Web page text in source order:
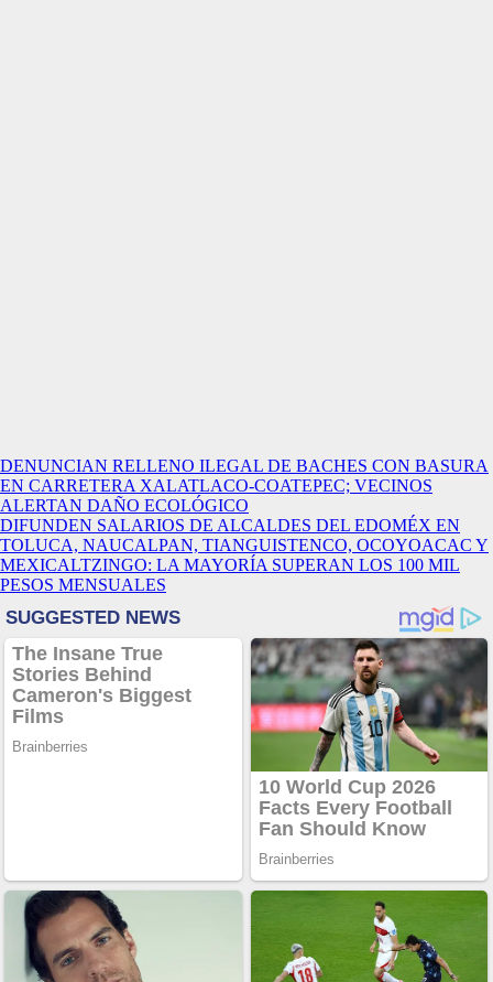
Navegación
de
entradas
DENUNCIAN RELLENO ILEGAL DE BACHES CON BASURA
EN CARRETERA XALATLACO-COATEPEC; VECINOS
ALERTAN DAÑO ECOLÓGICO
DIFUNDEN SALARIOS DE ALCALDES DEL EDOMÉX EN
TOLUCA, NAUCALPAN, TIANGUISTENCO, OCOYOACAC Y
MEXICALTZINGO: LA MAYORÍA SUPERAN LOS 100 MIL
PESOS MENSUALES